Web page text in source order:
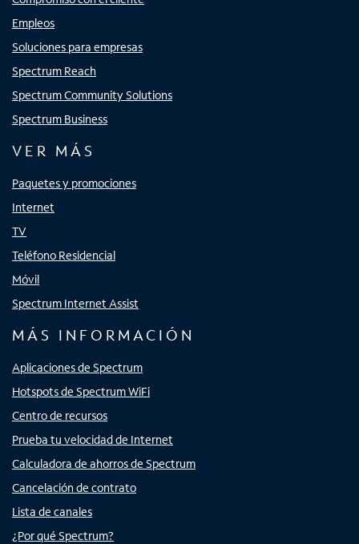
Empleos
Soluciones para empresas
Spectrum Reach
Spectrum Community Solutions
Spectrum Business
VER MÁS
Paquetes y promociones
Internet
TV
Teléfono Residencial
Móvil
Spectrum Internet Assist
MÁS INFORMACIÓN
Aplicaciones de Spectrum
Hotspots de Spectrum WiFi
Centro de recursos
Prueba tu velocidad de Internet
Calculadora de ahorros de Spectrum
Cancelación de contrato
Lista de canales
¿Por qué Spectrum?